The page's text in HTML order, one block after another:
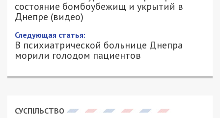
Днепре (видео)
26/04/2018 - 13:05
ЕКАТЕРИНА ОХОТНИК - СПЕЦИАЛЬНО
ДЛЯ 49000.COM.UA
В начале июля 2014 года казалось, что до
и не допустить войну в город. Но многие до сих